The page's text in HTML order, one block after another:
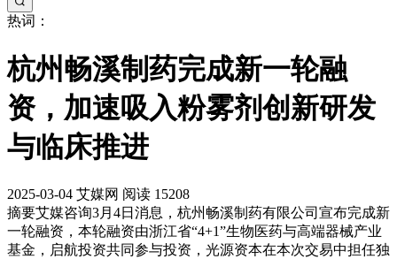
热词：
杭州畅溪制药完成新一轮融
资，加速吸入粉雾剂创新研发
与临床推进
2025-03-04 艾媒网 阅读 15208
摘要艾媒咨询3月4日消息，杭州畅溪制药有限公司宣布完成新
一轮融资，本轮融资由浙江省“4+1”生物医药与高端器械产业
基金，启航投资共同参与投资，光源资本在本次交易中担任独